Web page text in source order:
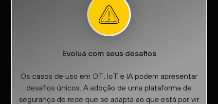
Evolua com seus desafios
Os casos de uso em OT, IoT e IA podem apresentar
desafios únicos. A adoção de uma plataforma de
segurança de rede que se adapta ao que está por vir